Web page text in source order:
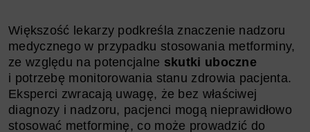
Większość lekarzy podkreśla znaczenie nadzoru
medycznego w przypadku stosowania metforminy,
ze względu na potencjalne skutki uboczne
i potrzebę monitorowania stanu zdrowia pacjenta.
Eksperci zwracają uwagę, że bez właściwej
diagnozy i nadzoru, pacjenci mogą nieprawidłowo
stosować metforminę, co może prowadzić do